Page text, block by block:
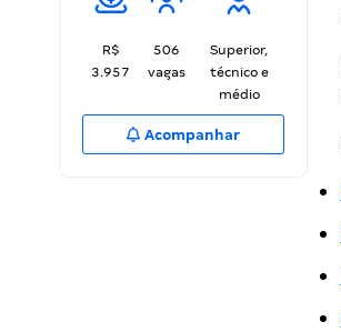
R$
3.957
506
vagas
Superior,
técnico e
médio
Acompanhar